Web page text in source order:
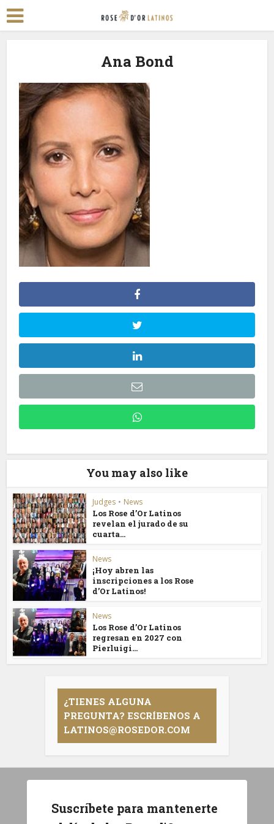
Ana Bond
You may also like
Judges • News
Los Rose d’Or Latinos
revelan el jurado de su
cuarta...
News
¡Hoy abren las
inscripciones a los Rose
d’Or Latinos!
News
Los Rose d’Or Latinos
regresan en 2027 con
Pierluigi...
¿TIENES ALGUNA
PREGUNTA? ESCRÍBENOS A
LATINOS@ROSEDOR.COM
Suscríbete para mantenerte